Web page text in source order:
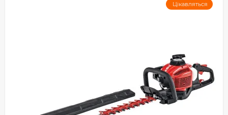
Цікавляться